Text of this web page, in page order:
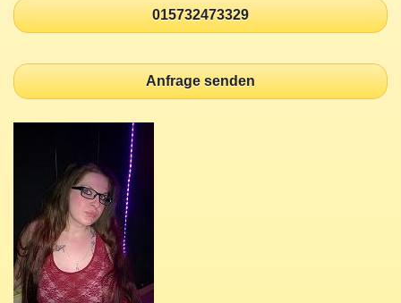
015732473329
Anfrage senden